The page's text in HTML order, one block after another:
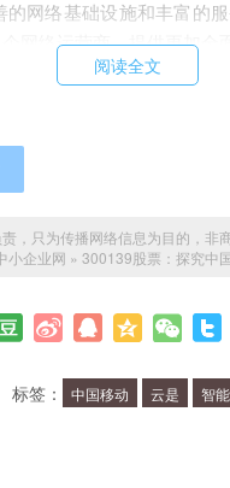
网络基础设施和丰富的
网络运营商，提供更加全
发展，中国移动智能云
国移动的资源和优势，
业绩、竞争格局等多个
些领域有着强大的竞争
阅读全文
，只为传播网络信息为目的，非
小企业网 » 300139股票：探究中
标签： 中国移动 云是 智能